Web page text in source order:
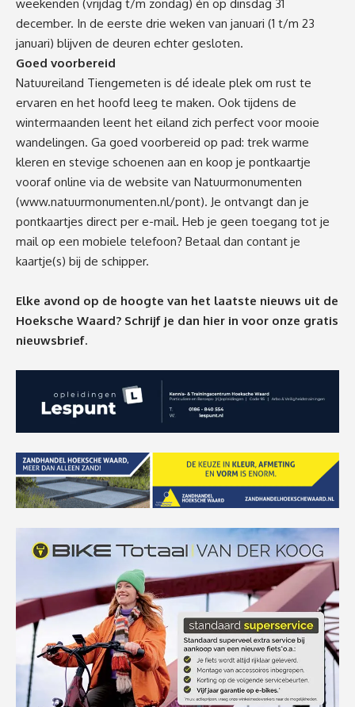
weekenden (vrijdag t/m zondag) én op dinsdag 31
december. In de eerste drie weken van januari (1 t/m 23
januari) blijven de deuren echter gesloten.
Goed voorbereid
Natuureiland Tiengemeten is dé ideale plek om rust te
ervaren en het hoofd leeg te maken. Ook tijdens de
wintermaanden leent het eiland zich perfect voor mooie
wandelingen. Ga goed voorbereid op pad: trek warme
kleren en stevige schoenen aan en koop je pontkaartje
vooraf online via de website van Natuurmonumenten
(www.natuurmonumenten.nl/pont). Je ontvangt dan je
pontkaartjes direct per e-mail. Heb je geen toegang tot je
mail op een mobiele telefoon? Betaal dan contant je
kaartje(s) bij de schipper.
Elke avond op de hoogte van het laatste nieuws uit de
Hoeksche Waard? Schrijf je dan hier in voor onze gratis
nieuwsbrief.